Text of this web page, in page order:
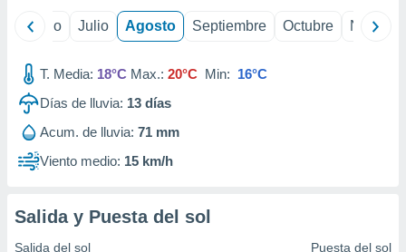
1199
Junio Julio Agosto Septiembre Octubre
T. Media: 18°C Max.: 20°C Min: 16°C
Días de lluvia: 13 días
Acum. de lluvia: 71 mm
Viento medio: 15 km/h
Salida y Puesta del sol
Salida del sol Puesta del sol